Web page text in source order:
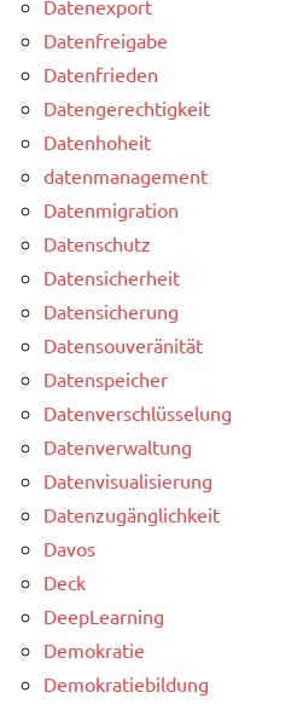
Datenexport
Datenfreigabe
Datenfrieden
Datengerechtigkeit
Datenhoheit
datenmanagement
Datenmigration
Datenschutz
Datensicherheit
Datensicherung
Datensouveränität
Datenspeicher
Datenverschlüsselung
Datenverwaltung
Datenvisualisierung
Datenzugänglichkeit
Davos
Deck
DeepLearning
Demokratie
Demokratiebildung